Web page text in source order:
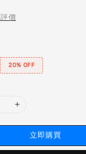
評價
20% OFF
立即購買